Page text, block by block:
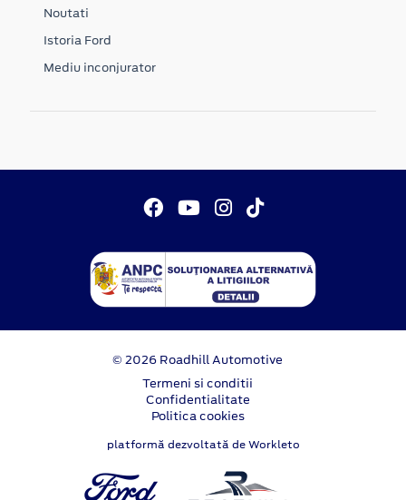
Noutati
Istoria Ford
Mediu inconjurator
© 2026 Roadhill Automotive
Termeni si conditii
Confidentialitate
Politica cookies
platformă dezvoltată de Workleto